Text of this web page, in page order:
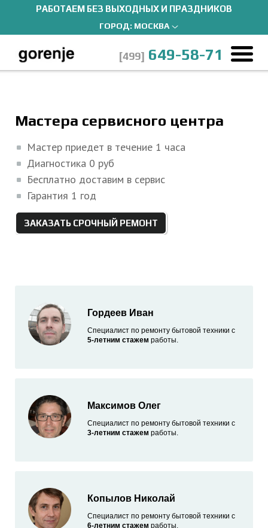
РАБОТАЕМ БЕЗ ВЫХОДНЫХ И ПРАЗДНИКОВ
ГОРОД: МОСКВА
[499] 649-58-71
Мастера сервисного центра
Мастер приедет в течение 1 часа
Диагностика 0 руб
Бесплатно доставим в сервис
Гарантия 1 год
ЗАКАЗАТЬ СРОЧНЫЙ РЕМОНТ
Гордеев Иван
Специалист по ремонту бытовой техники с
5-летним стажем работы.
Максимов Олег
Специалист по ремонту бытовой техники с
3-летним стажем работы.
Копылов Николай
Специалист по ремонту бытовой техники с
6-летним стажем работы.